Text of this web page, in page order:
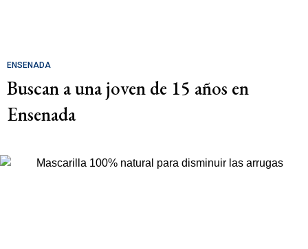
ENSENADA
Buscan a una joven de 15 años en
Ensenada